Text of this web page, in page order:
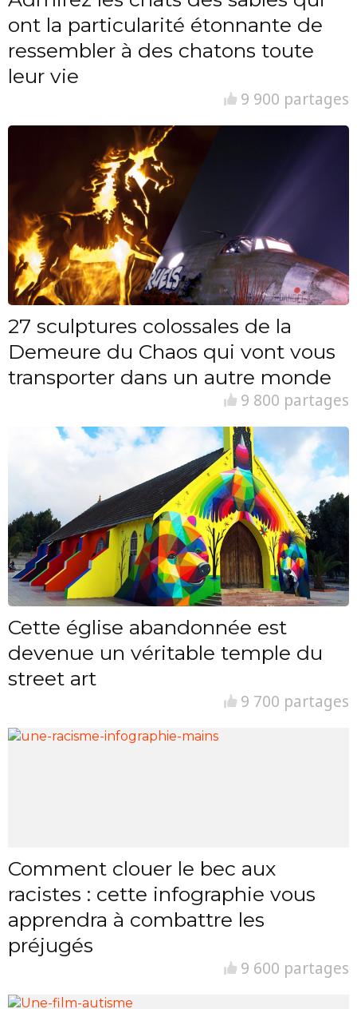
ont la particularité étonnante de
ressembler à des chatons toute
leur vie
9 900 partages
27 sculptures colossales de la
Demeure du Chaos qui vont vous
transporter dans un autre monde
9 800 partages
Cette église abandonnée est
devenue un véritable temple du
street art
9 700 partages
Comment clouer le bec aux
racistes : cette infographie vous
apprendra à combattre les
préjugés
9 600 partages